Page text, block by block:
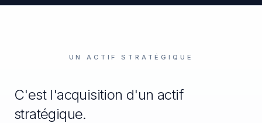
Un actif stratégiqueUN ACTIF STRATÉGIQUE
C'est l'acquisition d'un actif
stratégique.